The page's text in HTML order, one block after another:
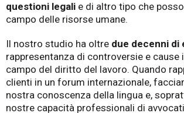
questioni legali e di altro tipo che
campo delle risorse umane.
Il nostro studio ha oltre due decenni di
rappresentanza di controversie e cause
campo del diritto del lavoro. Quando
clienti in un forum internazionale,
nostra conoscenza della lingua e,
nostre capacità professionali di